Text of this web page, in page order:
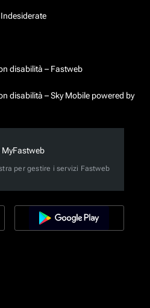
disabilità – Fastweb
disabilità – Sky Mobile powered by
MyFastweb
per gestire i servizi Fastweb